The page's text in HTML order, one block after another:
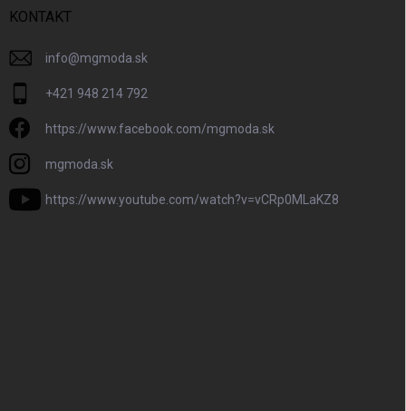
KONTAKT
info@mgmoda.sk
+421 948 214 792
https://www.facebook.com/mgmoda.sk
mgmoda.sk
https://www.youtube.com/watch?v=vCRp0MLaKZ8